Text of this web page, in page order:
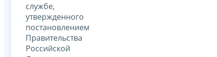
службе,
утвержденного
постановлением
Правительства
Российской